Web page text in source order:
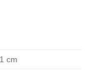
cm